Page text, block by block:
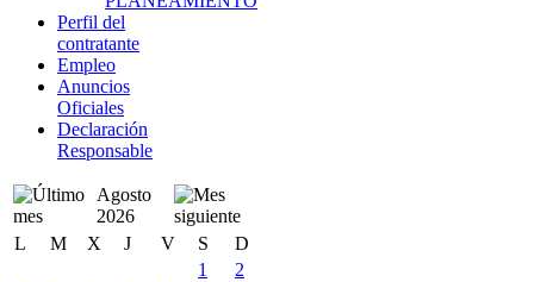
Perfil del
contratante
Empleo
Anuncios
Oficiales
Declaración
Responsable
Agosto
2026
L
M X J V S
D
1
2